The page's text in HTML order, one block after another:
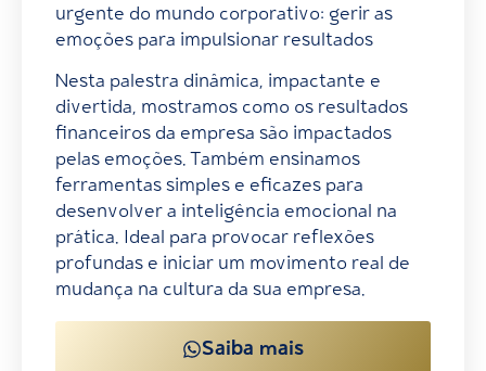
urgente do mundo corporativo: gerir as
emoções para impulsionar resultados
Nesta palestra dinâmica, impactante e
divertida, mostramos como os resultados
financeiros da empresa são impactados
pelas emoções. Também ensinamos
ferramentas simples e eficazes para
desenvolver a inteligência emocional na
prática. Ideal para provocar reflexões
profundas e iniciar um movimento real de
mudança na cultura da sua empresa.
Saiba mais